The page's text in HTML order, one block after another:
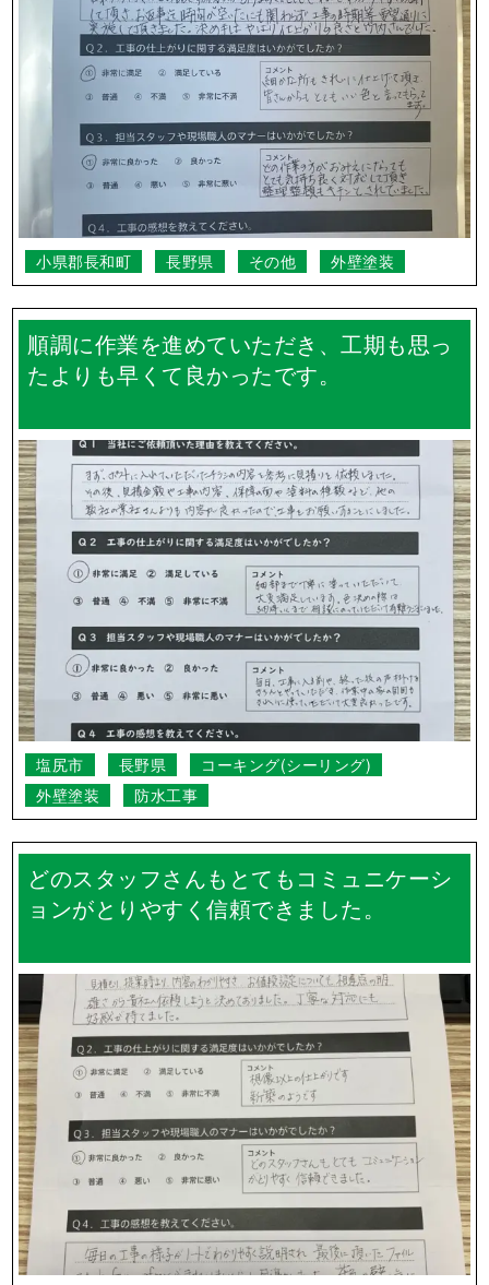
東御市 長野県 外壁塗装 屋根塗装
自分達の想像以上に皆さんからの反応も良
く嬉しく思っています。
小県郡長和町 長野県 その他 外壁塗装
順調に作業を進めていただき、工期も思っ
たよりも早くて良かったです。
塩尻市 長野県
コーキング(シーリング)
外壁塗装
防水工事
どのスタッフさんもとてもコミュニケーシ
ョンがとりやすく信頼できました。